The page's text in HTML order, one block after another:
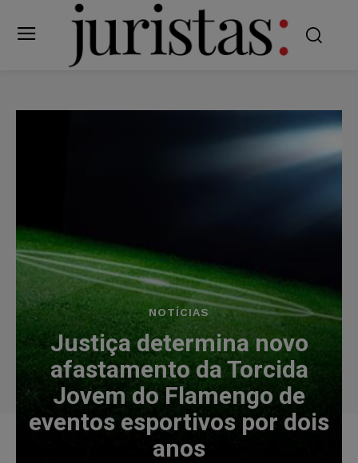
NOTÍCIAS
Justiça determina novo
afastamento da Torcida
Jovem do Flamengo de
eventos esportivos por dois
anos